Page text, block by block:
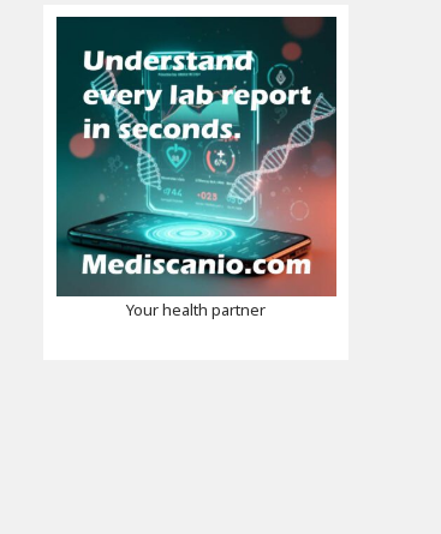
Your health partner